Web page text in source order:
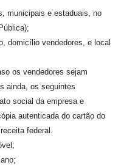
municipais e estaduais, no
domicílio vendedores, e local
os vendedores sejam
ainda, os seguintes
social da empresa e
autenticada do cartão do
federal.